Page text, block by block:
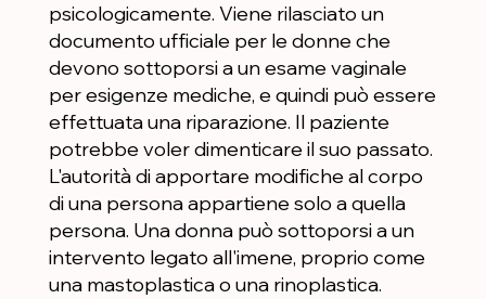
psicologicamente. Viene rilasciato un
documento ufficiale per le donne che
devono sottoporsi a un esame vaginale
per esigenze mediche, e quindi può essere
effettuata una riparazione. Il paziente
potrebbe voler dimenticare il suo passato.
L'autorità di apportare modifiche al corpo
di una persona appartiene solo a quella
persona. Una donna può sottoporsi a un
intervento legato all'imene, proprio come
una mastoplastica o una rinoplastica.